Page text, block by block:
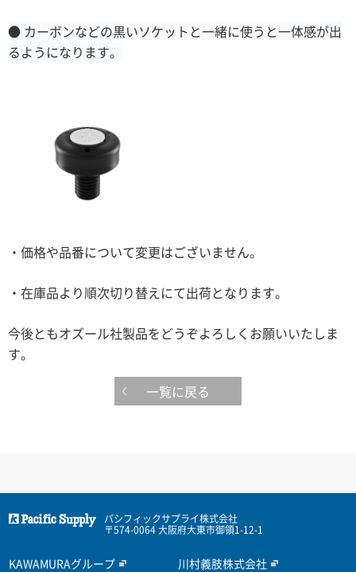
● カーボンなどの黒いソケットと一緒に使うと一体感が出
るようになります。
・価格や品番について変更はございません。
・在庫品より順次切り替えにて出荷となります。
今後ともオズール社製品をどうぞよろしくお願いいたしま
す。
一覧に戻る
パシフィックサプライ株式会社
〒574-0064 大阪府大東市御領1-12-1
KAWAMURAグループ 川村義肢株式会社